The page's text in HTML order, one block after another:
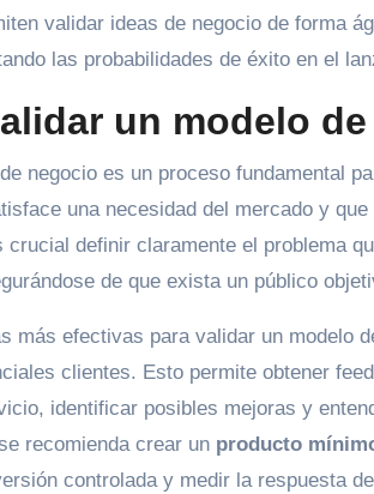
validar ideas de negocio de forma
las probabilidades de éxito en el
un modelo
negocio es un proceso fundamental
una necesidad del mercado y
crucial definir claramente el problema
de que exista un público
más efectivas para validar un modelo
clientes. Esto permite obtener
identificar posibles mejoras y
recomienda crear un producto
controlada y medir la respuesta